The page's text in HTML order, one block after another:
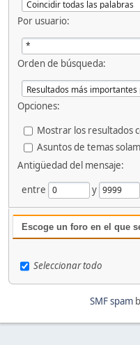
Por usuario:
Orden de búsqueda:
Opciones:
Mostrar los resultados
Asuntos de temas
Antigüedad del mensaje:
entre
y
Escoge un foro en el que
Seleccionar todo
SMF spam